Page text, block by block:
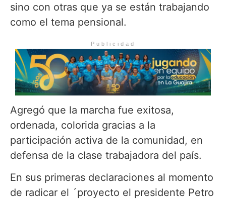
sino con otras que ya se están trabajando
como el tema pensional.
Publicidad
Agregó que la marcha fue exitosa,
ordenada, colorida gracias a la
participación activa de la comunidad, en
defensa de la clase trabajadora del país.
En sus primeras declaraciones al momento
de radicar el ´proyecto el presidente Petro